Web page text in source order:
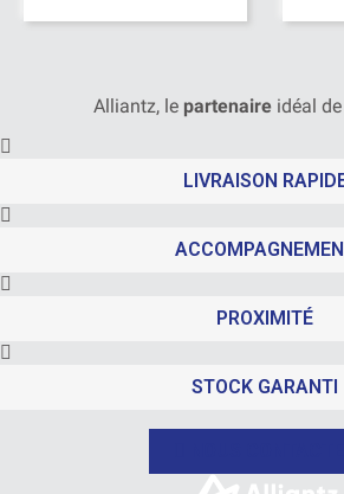
Alliantz, le partenaireidéal de
LIVRAISON
PROXIMITÉ
STOCK GARANTI